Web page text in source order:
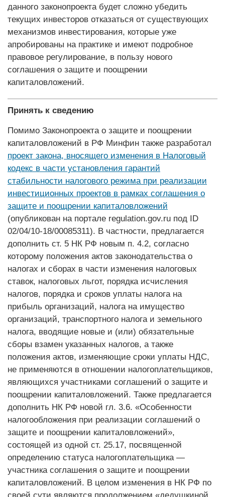
данного законопроекта будет сложно убедить
текущих инвесторов отказаться от существующих
механизмов инвестирования, которые уже
апробированы на практике и имеют подробное
правовое регулирование, в пользу нового
соглашения о защите и поощрении
капиталовложений.
Принять к сведению
Помимо Законопроекта о защите и поощрении
капиталовложений в РФ Минфин также разработал
проект закона, вносящего изменения в Налоговый
кодекс в части установления гарантий
стабильности налогового режима при реализации
инвестиционных проектов в рамках соглашения о
защите и поощрении капиталовложений
(опубликован на портале regulation.gov.ru под ID
02/04/10-18/00085311). В частности, предлагается
дополнить ст. 5 НК РФ новым п. 4.2, согласно
которому положения актов законодательства о
налогах и сборах в части изменения налоговых
ставок, налоговых льгот, порядка исчисления
налогов, порядка и сроков уплаты налога на
прибыль организаций, налога на имущество
организаций, транспортного налога и земельного
налога, вводящие новые и (или) обязательные
сборы взамен указанных налогов, а также
положения актов, изменяющие сроки уплаты НДС,
не применяются в отношении налогоплательщиков,
являющихся участниками соглашений о защите и
поощрении капиталовложений. Также предлагается
дополнить НК РФ новой гл. 3.6. «Особенности
налогообложения при реализации соглашений о
защите и поощрении капиталовложений»,
состоящей из одной ст. 25.17, посвященной
определению статуса налогоплательщика —
участника соглашения о защите и поощрении
капиталовложений. В целом изменения в НК РФ по